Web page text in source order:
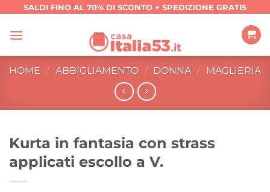
contenuti
SALDI FINO AL 70% DI SCONTO + SPEDIZIONE GRATIS
HOME / ABBIGLIAMENTO / DONNA / MAGLIERIA
Kurta in fantasia con strass
applicati escollo a V.